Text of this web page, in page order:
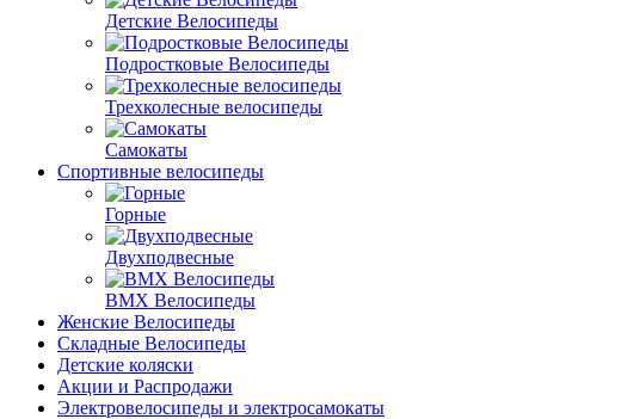
Детские Велосипеды
Подростковые Велосипеды
Трехколесные велосипеды
Самокаты
Спортивные велосипеды
Горные
Двухподвесные
BMX Велосипеды
Женские Велосипеды
Складные Велосипеды
Детские коляски
Акции и Распродажи
Электровелосипеды и электросамокаты